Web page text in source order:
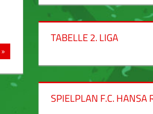
TABELLE 2. LIGA
SPIELPLAN F.C. HANSA